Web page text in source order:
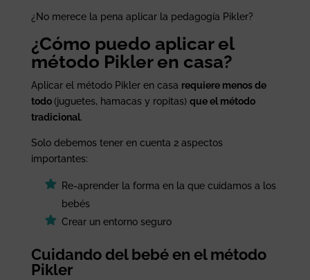
¿No merece la pena aplicar la pedagogía Pikler?
¿Cómo puedo aplicar el
método Pikler en casa?
Aplicar el método Pikler en casa requiere menos de
todo(juguetes, hamacas y ropitas) que el método
tradicional.
Solo debemos tener en cuenta 2 aspectos
importantes:
Re-aprender la forma en la que cuidamos a los
bebés
Crear un entorno seguro
Cuidando del bebé en el método
Pikler